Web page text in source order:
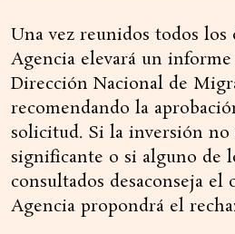
Una vez reunidos todos los
Agencia elevará un
Dirección Nacional de
recomendando la
solicitud. Si la inversión no
significante o si alguno de
consultados desaconseja
Agencia propondrá el